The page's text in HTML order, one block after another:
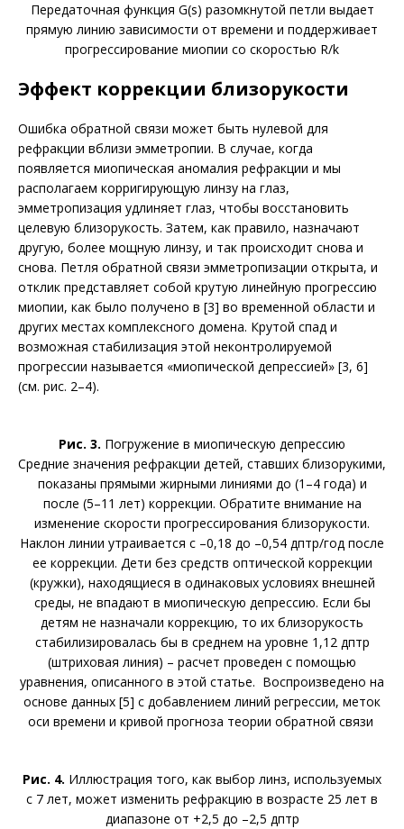
Передаточная функция G(s) разомкнутой петли выдает
прямую линию зависимости от времени и поддерживает
прогрессирование миопии со скоростью R/k
Эффект коррекции близорукости
Ошибка обратной связи может быть нулевой для
рефракции вблизи эмметропии. В случае, когда
появляется миопическая аномалия рефракции и мы
располагаем корригирующую линзу на глаз,
эмметропизация удлиняет глаз, чтобы восстановить
целевую близорукость. Затем, как правило, назначают
другую, более мощную линзу, и так происходит снова и
снова. Петля обратной связи эмметропизации открыта, и
отклик представляет собой крутую линейную прогрессию
миопии, как было получено в [3] во временной области и
других местах комплексного домена. Крутой спад и
возможная стабилизация этой неконтролируемой
прогрессии называется «миопической депрессией» [3, 6]
(см. рис. 2–4).
Рис. 3. Погружение в миопическую депрессию
Средние значения рефракции детей, ставших близорукими,
показаны прямыми жирными линиями до (1–4 года) и
после (5–11 лет) коррекции. Обратите внимание на
изменение скорости прогрессирования близорукости.
Наклон линии утраивается с –0,18 до –0,54 дптр/год после
ее коррекции. Дети без средств оптической коррекции
(кружки), находящиеся в одинаковых условиях внешней
среды, не впадают в миопическую депрессию. Если бы
детям не назначали коррекцию, то их близорукость
стабилизировалась бы в среднем на уровне 1,12 дптр
(штриховая линия) – расчет проведен с помощью
уравнения, описанного в этой статье. Воспроизведено на
основе данных [5] с добавлением линий регрессии, меток
оси времени и кривой прогноза теории обратной связи
Рис. 4. Иллюстрация того, как выбор линз, используемых
с 7 лет, может изменить рефракцию в возрасте 25 лет в
диапазоне от +2,5 до –2,5 дптр